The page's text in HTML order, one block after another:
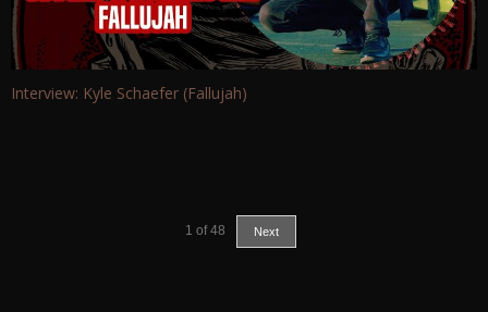
Interview: Kyle Schaefer (Fallujah)
1 of 48 Next